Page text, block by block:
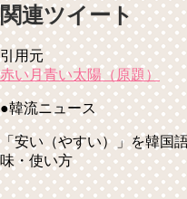
関連ツイート
引用元
赤い月青い太陽（原題）
●韓流ニュース
「安い（やすい）」を韓国
味・使い方